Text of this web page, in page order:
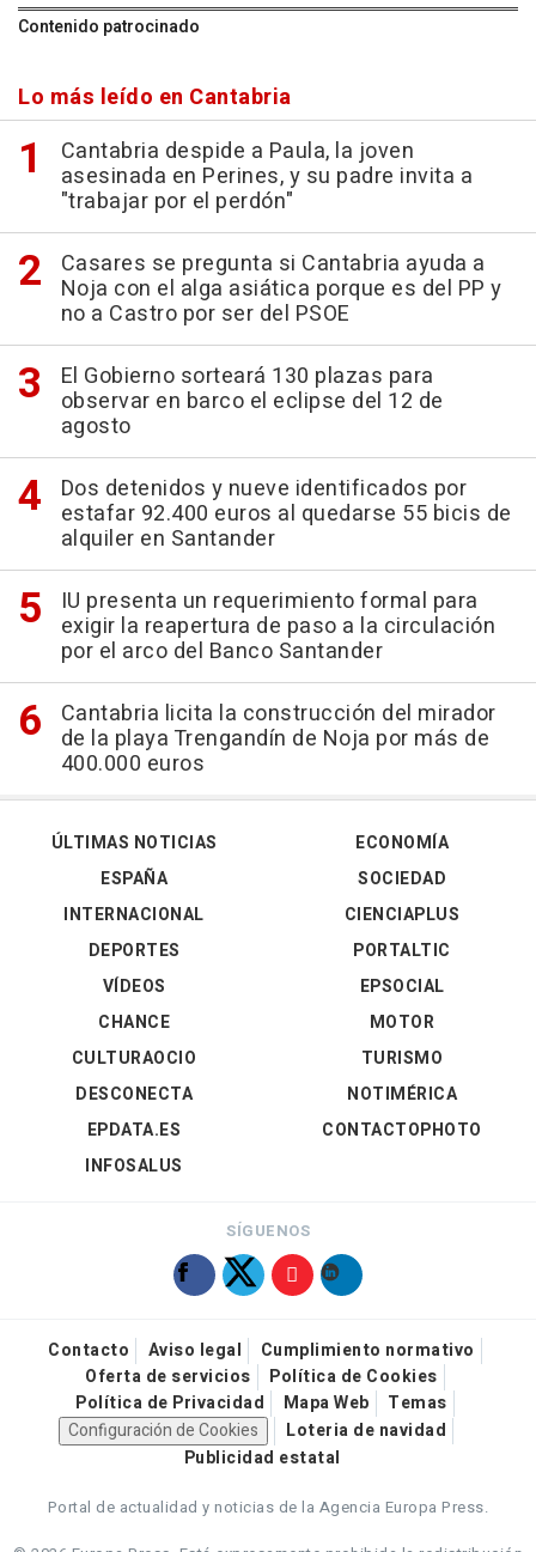
Contenido patrocinado
Lo más leído en Cantabria
Cantabria despide a Paula, la joven
asesinada en Perines, y su padre invita a
"trabajar por el perdón"
Casares se pregunta si Cantabria ayuda a
Noja con el alga asiática porque es del PP y
no a Castro por ser del PSOE
El Gobierno sorteará 130 plazas para
observar en barco el eclipse del 12 de
agosto
Dos detenidos y nueve identificados por
estafar 92.400 euros al quedarse 55 bicis de
alquiler en Santander
IU presenta un requerimiento formal para
exigir la reapertura de paso a la circulación
por el arco del Banco Santander
Cantabria licita la construcción del mirador
de la playa Trengandín de Noja por más de
400.000 euros
ÚLTIMAS NOTICIAS
ESPAÑA
INTERNACIONAL
DEPORTES
VÍDEOS
ECONOMÍA
SOCIEDAD
CIENCIAPLUS
PORTALTIC
EPSOCIAL
CHANCE
CULTURAOCIO
DESCONECTA
EPDATA.ES
INFOSALUS
MOTOR
TURISMO
NOTIMÉRICA
CONTACTOPHOTO
SÍGUENOS
Contacto Aviso legal
Cumplimiento normativo
Oferta de servicios
Política de Cookies
Política de Privacidad
Mapa Web
Temas
Configuración de Cookies
Loteria de navidad
Publicidad estatal
Portal de actualidad y noticias de la Agencia Europa Press.